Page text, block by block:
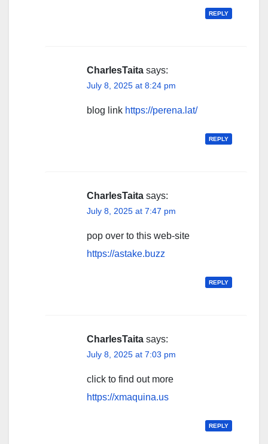
REPLY
CharlesTaita says:
July 8, 2025 at 8:24 pm
blog link https://perena.lat/
REPLY
CharlesTaita says:
July 8, 2025 at 7:47 pm
pop over to this web-site
https://astake.buzz
REPLY
CharlesTaita says:
July 8, 2025 at 7:03 pm
click to find out more
https://xmaquina.us
REPLY